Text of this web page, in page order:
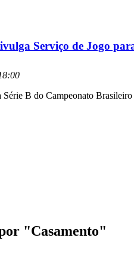
Serviço de Jogo
Série B do Campeonato Brasileiro
"Casamento"